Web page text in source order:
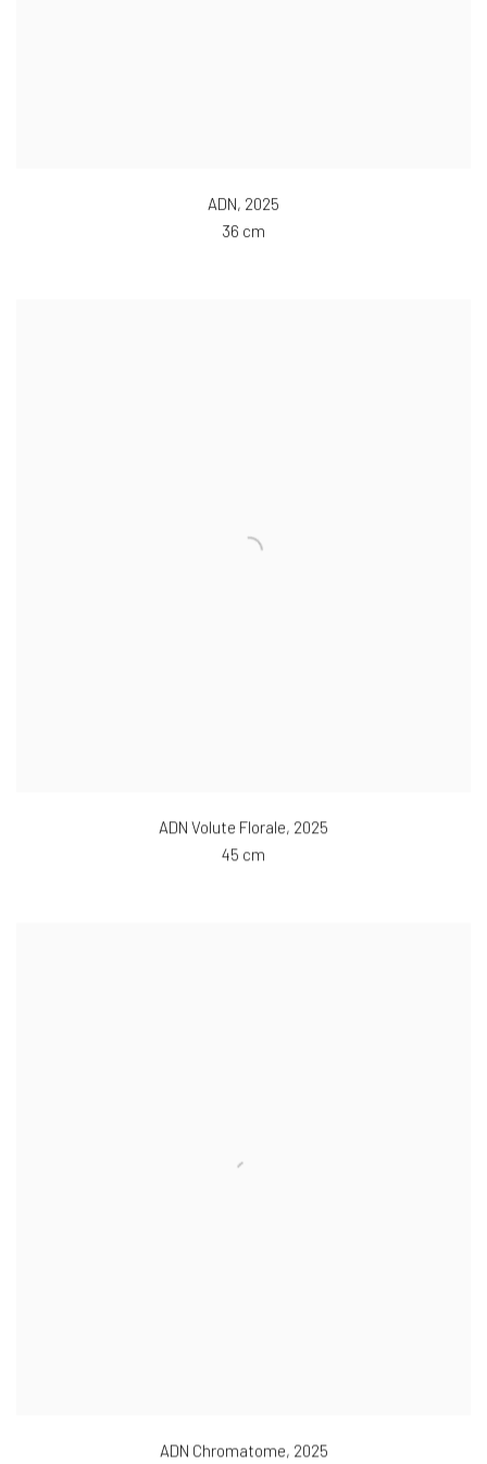
ADN, 2025
36 cm
ADN Volute Florale, 2025
45 cm
ADN Chromatome, 2025